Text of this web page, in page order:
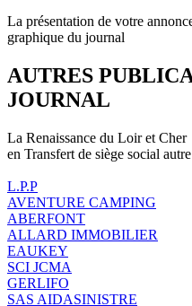
La présentation de votre
graphique du journal
AUTRES
JOURNAL
La Renaissance du Loir et Cher
en Transfert de siège social
L.P.P
AVENTURE CAMPING
ABERFONT
ALLARD IMMOBILIER
EAUKEY
SCI JCMA
GERLIFO
SAS AIDASINISTRE